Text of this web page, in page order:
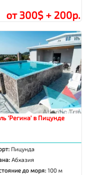
от 300$ + 200р.
'Регина' в Пицунде
Пицунда
Абхазия
до моря:100 м